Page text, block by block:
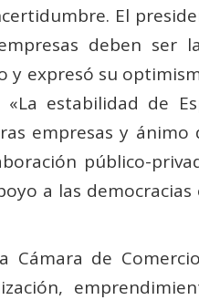
El
deben ser
y expresó su
«La estabilidad de
empresas y ánimo
público-
a las
de